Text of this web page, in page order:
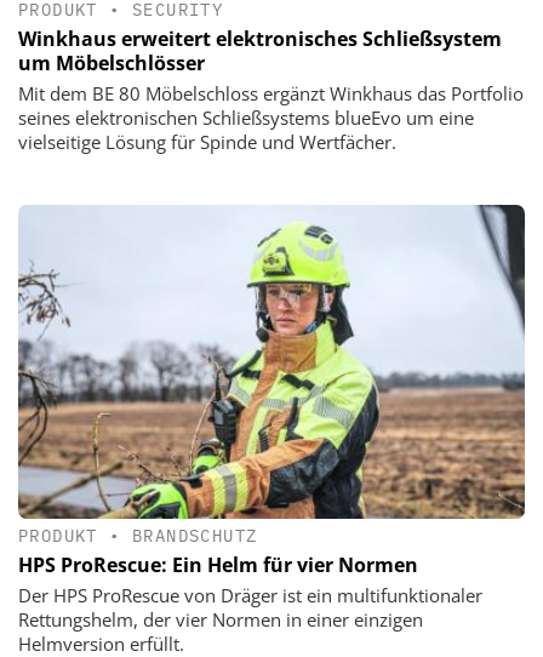
PRODUKT • SECURITY
Winkhaus erweitert elektronisches Schließsystem
um Möbelschlösser
Mit dem BE 80 Möbelschloss ergänzt Winkhaus das Portfolio
seines elektronischen Schließsystems blueEvo um eine
vielseitige Lösung für Spinde und Wertfächer.
PRODUKT • BRANDSCHUTZ
HPS ProRescue: Ein Helm für vier Normen
Der HPS ProRescue von Dräger ist ein multifunktionaler
Rettungshelm, der vier Normen in einer einzigen
Helmversion erfüllt.